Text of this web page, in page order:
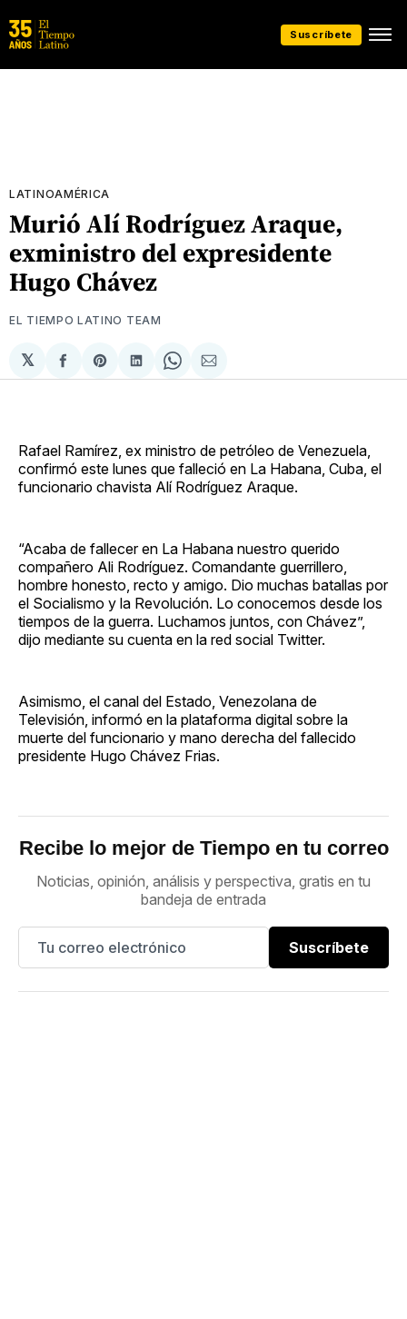
Suscríbete
LATINOAMÉRICA
Murió Alí Rodríguez Araque,
exministro del expresidente
Hugo Chávez
EL TIEMPO LATINO TEAM
𝕏
Compartir
en
Share
on
Compartir
en
Share
on
Compartir
via
Rafael Ramírez, ex ministro de petróleo de Venezuela,
confirmó este lunes que falleció en La Habana, Cuba, el
funcionario chavista Alí Rodríguez Araque.
“Acaba de fallecer en La Habana nuestro querido
compañero Ali Rodríguez. Comandante guerrillero,
hombre honesto, recto y amigo. Dio muchas batallas por
el Socialismo y la Revolución. Lo conocemos desde los
tiempos de la guerra. Luchamos juntos, con Chávez”,
dijo mediante su cuenta en la red social Twitter.
Asimismo, el canal del Estado, Venezolana de
Televisión, informó en la plataforma digital sobre la
muerte del funcionario y mano derecha del fallecido
presidente Hugo Chávez Frias.
Recibe lo mejor de Tiempo en tu correo
Noticias, opinión, análisis y perspectiva, gratis en tu
bandeja de entrada
Suscríbete